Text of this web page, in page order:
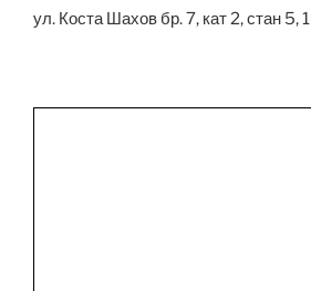
ул. Коста Шахов бр. 7, кат 2, стан 5,